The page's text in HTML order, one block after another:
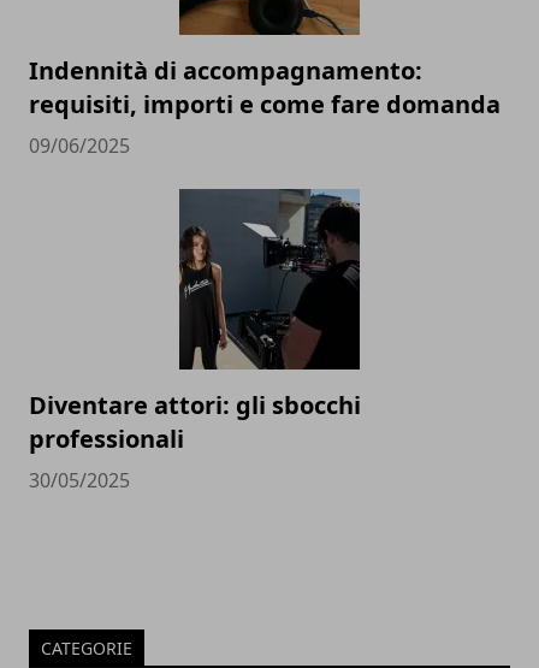
Indennità di accompagnamento:
requisiti, importi e come fare domanda
09/06/2025
Diventare attori: gli sbocchi
professionali
30/05/2025
CATEGORIE